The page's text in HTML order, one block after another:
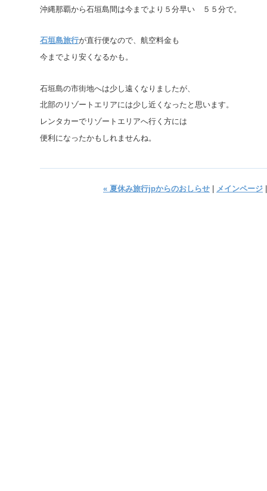
沖縄那覇から石垣島間は今までより５分早い ５５分で。
石垣島旅行が直行便なので、航空料金も
今までより安くなるかも。
石垣島の市街地へは少し遠くなりましたが、
北部のリゾートエリアには少し近くなったと思います。
レンタカーでリゾートエリアへ行く方には
便利になったかもしれませんね。
« 夏休み旅行jpからのおしらせ メインページ